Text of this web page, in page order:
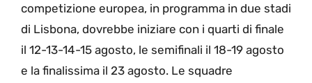
competizione europea, in programma in due stadi
di Lisbona, dovrebbe iniziare con i quarti di finale
il 12-13-14-15 agosto, le semifinali il 18-19 agosto
e la finalissima il 23 agosto. Le squadre